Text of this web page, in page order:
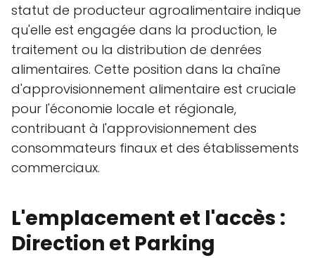
statut de producteur agroalimentaire indique
qu'elle est engagée dans la production, le
traitement ou la distribution de denrées
alimentaires. Cette position dans la chaîne
d'approvisionnement alimentaire est cruciale
pour l'économie locale et régionale,
contribuant à l'approvisionnement des
consommateurs finaux et des établissements
commerciaux.
L'emplacement et l'accès :
Direction et Parking